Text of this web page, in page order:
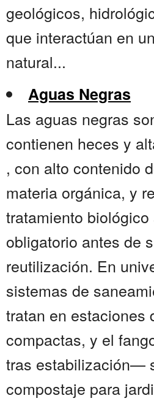
geológicos,
que interactúan en
natural...
Aguas Negras
Las aguas negras
contienen heces y
, con alto contenido
materia orgánica, y
tratamiento
obligatorio antes de
reutilización. En
sistemas de
tratan en estaciones
compactas, y el
tras estabilización—
compostaje para